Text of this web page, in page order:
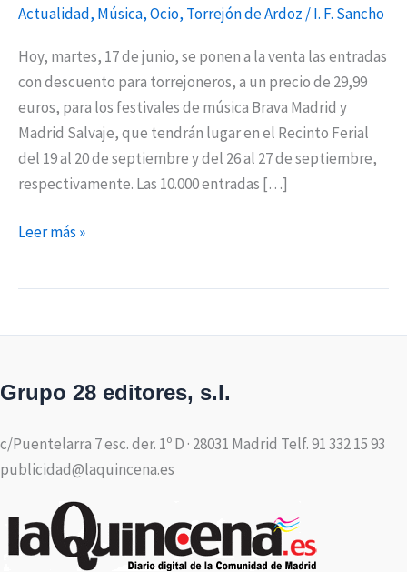
Actualidad, Música,Ocio, Torrejón de Ardoz /I. F. Sancho
Hoy, martes, 17 de junio, se ponen a la venta las entradas
con descuento para torrejoneros, a un precio de 29,99
euros, para los festivales de música Brava Madrid y
Madrid Salvaje, que tendrán lugar en el Recinto Ferial
del 19 al 20 de septiembre y del 26 al 27 de septiembre,
respectivamente. Las 10.000 entradas […]
y
Salvaje,
con
descuento
para
los
empadronados
Leer más »
Grupo 28 editores, s.l.
c/Puentelarra 7 esc. der. 1º D · 28031 Madrid Telf. 91 332 15 93
publicidad@laquincena.es